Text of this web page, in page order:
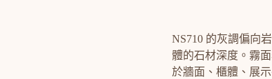
NS710 的灰調偏向
體的石材深度。霧
於牆面、櫃體、展